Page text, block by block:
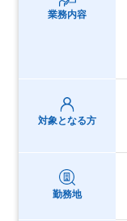
業務内容
対象となる方
勤務地